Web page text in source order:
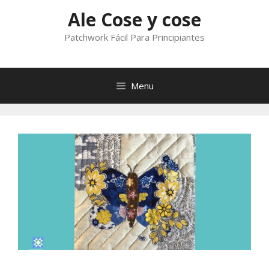
Ale Cose y cose
Patchwork Fácil Para Principiantes
Menu